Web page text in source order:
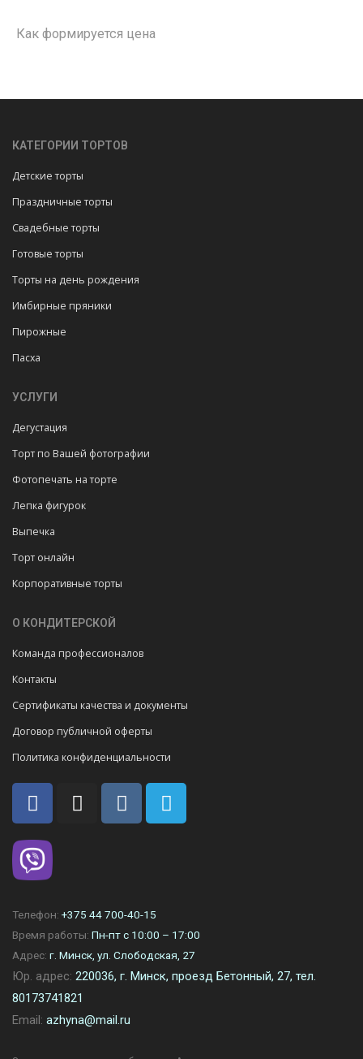
Как формируется цена
КАТЕГОРИИ ТОРТОВ
Детские торты
Праздничные торты
Свадебные торты
Готовые торты
Торты на день рождения
Имбирные пряники
Пирожные
Пасха
УСЛУГИ
Дегустация
Торт по Вашей фотографии
Фотопечать на торте
Лепка фигурок
Выпечка
Торт онлайн
Корпоративные торты
О КОНДИТЕРСКОЙ
Команда профессионалов
Контакты
Сертификаты качества и документы
Договор публичной оферты
Политика конфиденциальности
Телефон: +375 44 700-40-15
Время работы: Пн-пт с 10:00 – 17:00
Адрес: г. Минск, ул. Слободская, 27
Юр. адрес: 220036, г. Минск, проезд Бетонный, 27, тел.
80173741821
Email: azhyna@mail.ru